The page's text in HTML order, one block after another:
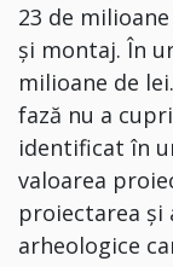
23 de
și montaj. În
milioane de
fază nu a
identificat în
valoarea
proiectarea și
arheologice